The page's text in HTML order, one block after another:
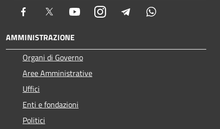
Facebook Twitter YoutubeInstagram Telegram
AMMINISTRAZIONE
Organi di Governo
Aree Amministrative
Uffici
Enti e fondazioni
Politici